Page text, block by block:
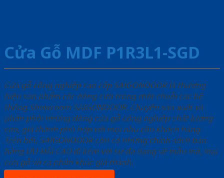
Cửa Gỗ MDF P1R3L1-SGD
Cửa gỗ công nghiệp cao cấp SAIGONDOOR là thương
hiệu sản phẩm các dòng cửa trong một chuỗi các hệ
thống Showroom SAIGONDOOR. Chuyên sản xuất và
phân phối những dòng cửa gỗ công nghiệp chất lượng
cao, giá thành phù hợp với mọi nhu cầu khách hàng.
Trên hết, SAIGONDOOR còn có những chính sách bán
hàng ƯU ĐÃI CAO đi kèm với sự đa dạng về mẫu mã, loại
cửa gỗ và cả phân khúc giá thành.